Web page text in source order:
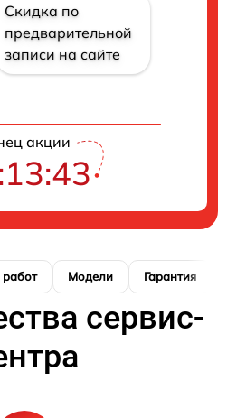
Скидка по
предварительной
записи на сайте
акции
Модели Гарантия
сервис-